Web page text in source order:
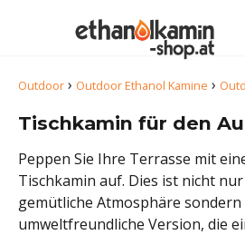
Outdoor › Outdoor Ethanol Kamine ›
Tischkamin für den
Peppen Sie Ihre Terrasse mit
Tischkamin auf. Dies ist nicht
gemütliche Atmosphäre
umweltfreundliche Version, die